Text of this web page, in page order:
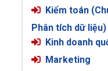
Kiểm toán
Phân tích dữ liệu)
Kinh doanh
Marketing